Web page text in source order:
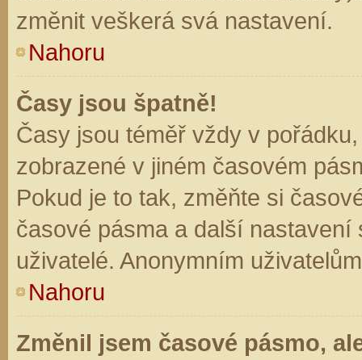
změnit veškerá svá nastavení.
Nahoru
Časy jsou špatně!
Časy jsou téměř vždy v
zobrazené v jiném časovém
Pokud je to tak, změňte si
časové pásma a další
uživatelé. Anonymním
Nahoru
Změnil jsem časové pásmo,